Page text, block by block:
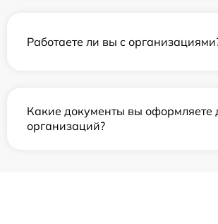
Работаете ли вы с
Какие документы вы оформляете
организаций?